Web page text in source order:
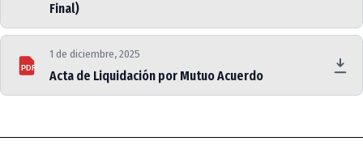
Final)
PDF
1 de diciembre, 2025
Acta de Liquidación por Mutuo Acuerdo